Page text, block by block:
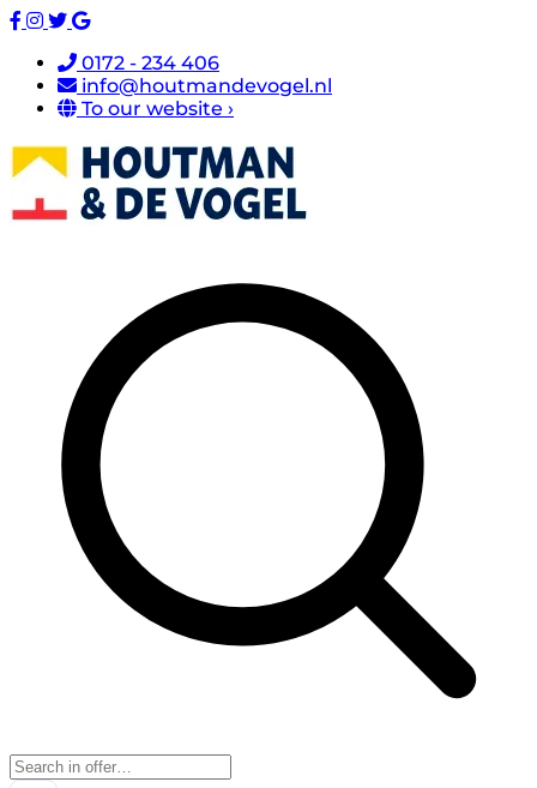
0172 - 234 406
info@houtmandevogel.nl
To our website ›